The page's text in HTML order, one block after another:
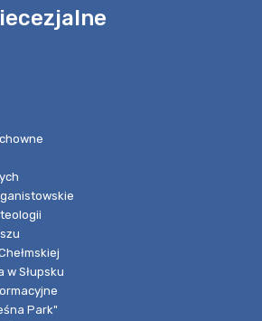
w Słupsku
Park"